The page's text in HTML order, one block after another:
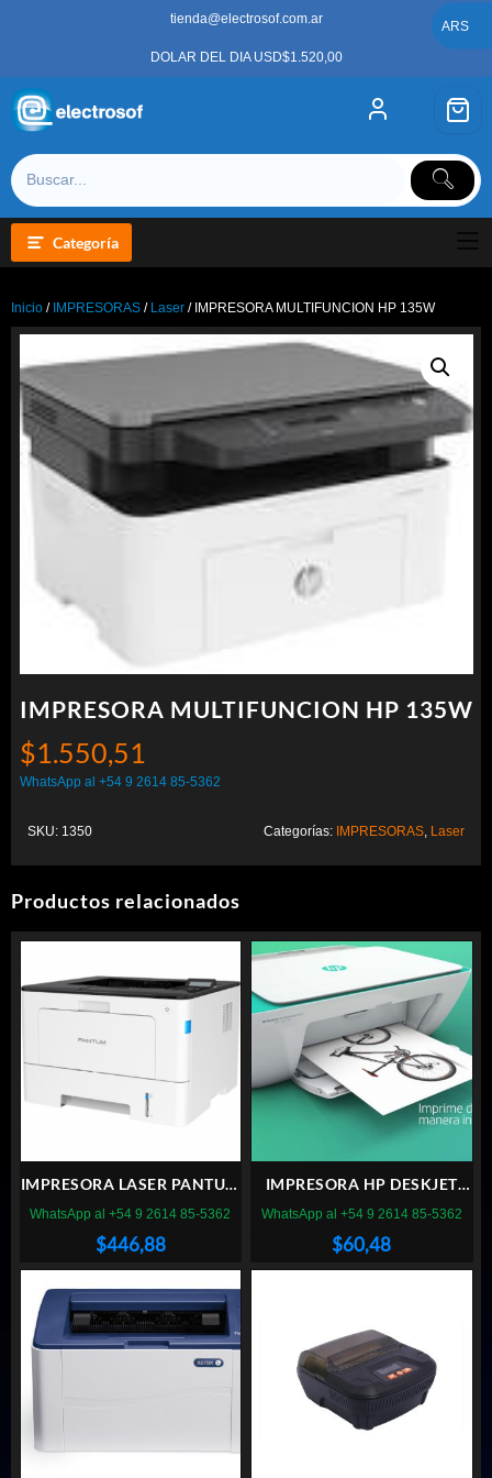
tienda@electrosof.com.ar
DOLAR DEL DIA USD$1.520,00
Categoría
Inicio / IMPRESORAS / Laser / IMPRESORA MULTIFUNCION HP 135W
IMPRESORA MULTIFUNCION HP 135W
$1.550,51
WhatsApp al +54 9 2614 85-5362
SKU: 1350 Categorías: IMPRESORAS, Laser
Productos relacionados
IMPRESORA LASER PANTUM
BP 5100DW
$446,88
WhatsApp al +54 9 2614 85-5362
IMPRESORA HP DESKJET
INK ADVANTAGE 2375
$60,48
WhatsApp al +54 9 2614 85-5362
ARS